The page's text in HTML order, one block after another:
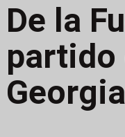
De la
partido
Georgia